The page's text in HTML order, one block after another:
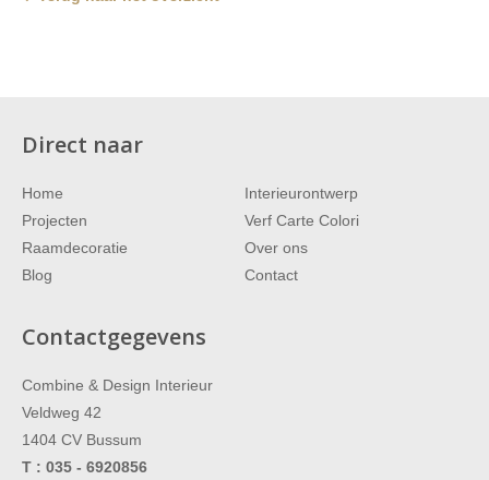
Direct naar
Home
Interieurontwerp
Projecten
Verf Carte Colori
Raamdecoratie
Over ons
Blog
Contact
Contactgegevens
Combine & Design Interieur
Veldweg 42
1404 CV Bussum
T : 035 - 6920856